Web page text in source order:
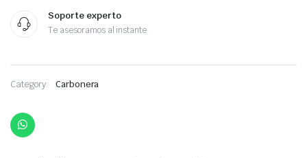
Soporte experto
Te asesoramos al instante
Category: Carbonera